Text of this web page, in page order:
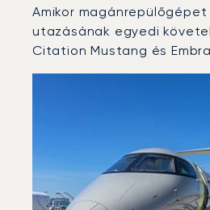
Amikor
utazásának egyedi
Citation Mustang és